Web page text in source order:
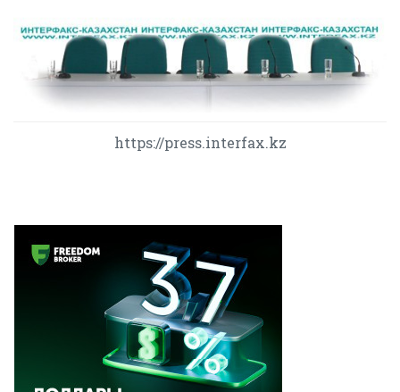
https://press.interfax.kz